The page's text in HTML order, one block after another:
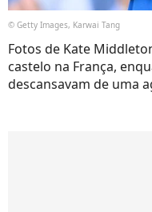
© Getty Images, Karwai Tang
Fotos de Kate
castelo na França,
descansavam de uma